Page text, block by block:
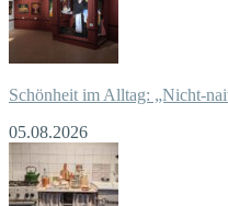
Schönheit im Alltag: „Nicht-
05.08.2026